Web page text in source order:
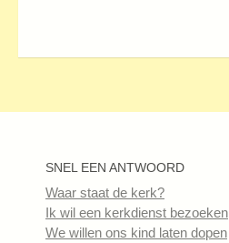
SNEL EEN ANTWOORD
Waar staat de kerk?
Ik wil een kerkdienst bezoeken
We willen ons kind laten dopen